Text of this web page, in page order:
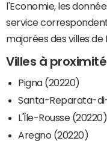
l'Economie, les
service
majorées des villes de
Villes à
Pigna (20220)
Santa-Reparata-
L'Île-Rousse (20220)
Aregno (20220)